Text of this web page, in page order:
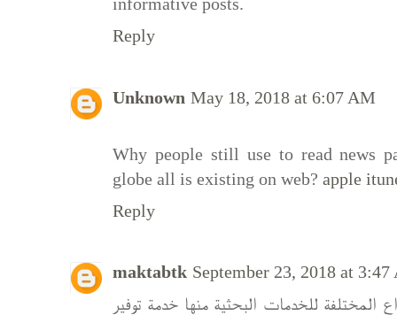
Reply
Unknown May 18, 2018 at 6:07 AM
Why people still use to read news
globe all is existing on web? apple
Reply
maktabtk September 23, 2018 at 3:47
المختلفة للخدمات البحثية منها خدمة توفير